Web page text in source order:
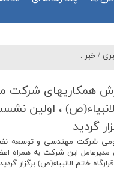
/ خبر .
همكاریهای شركت
الانبیاء(ص) ، اولین
گردید
مدیرعامل این شرکت به همراه
خاتم الانبیاء(ص) برگزار